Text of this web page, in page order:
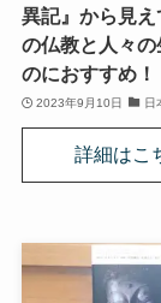
三島由紀夫
ロシアの偉
ロシアの文
異記』から見
の仏教と人々
のにおすすめ！
2023年9月10日 日